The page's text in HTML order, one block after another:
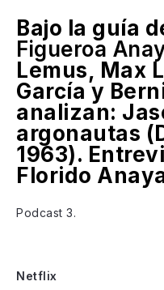
Bajo la guía
Figueroa
Lemus, Max
García y
analizan:
argonautas
1963).
Florido
Podcast 3.
Netflix